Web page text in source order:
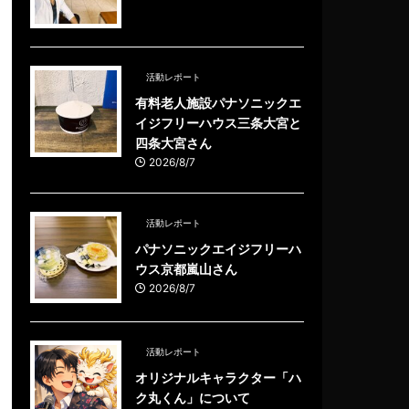
活動レポート
有料老人施設パナソニックエ
イジフリーハウス三条大宮と
四条大宮さん
2026/8/7
活動レポート
パナソニックエイジフリーハ
ウス京都嵐山さん
2026/8/7
活動レポート
オリジナルキャラクター「ハ
ク丸くん」について